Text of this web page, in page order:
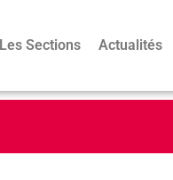
Les Sections Actualités